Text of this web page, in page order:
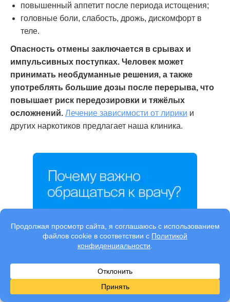
повышенный аппетит после периода истощения;
головные боли, слабость, дрожь, дискомфорт в
теле.
Опасность отмены заключается в срывах и
импульсивных поступках. Человек может
принимать необдуманные решения, а также
употреблять большие дозы после перерыва, что
повышает риск передозировки и тяжёлых
осложнений. Лечение зависимости от лирики и
других наркотиков предлагает наша клиника.